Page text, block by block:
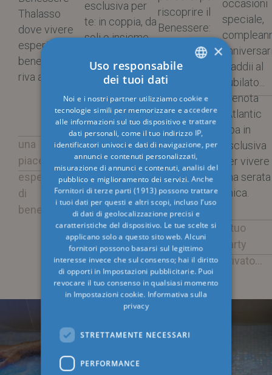
Thalasso
dove vivere
esperienze di
benessere in
riva al mare.
una
piacevole
esperienza
di
benessere
esclusiva per
te: in coppia, da
soli o insieme
amici, per una
serata speciale
e
indimenticabile.
in esclusiva
per te
riscoprire il
Benessere:
10 passi che
ti
condurranno
en forme ed
al relax.
la guida al
tuo
benessere
occasioni
speciale,
o addii al
nubilato...
prenota
l'Atlantic
Spa in
esclusiva
per vivere
una serata
unica.
Il tuo
party
privato...
ENGLISH
GERMAN
FRENCH
RUSSIAN
×
Uso responsabile
dei tuoi dati
Noi e i nostri partner utilizziamo cookie e
tecnologie simili per memorizzare e accedere
alle informazioni sul tuo dispositivo e trattare
dati personali, come il tuo indirizzo IP,
identificatori univoci e dati di navigazione, per
annunci e contenuti personalizzati,
misurazione di annunci e contenuti, analisi del
pubblico e miglioramento dei servizi. Anche
Fornitori di terze parti (1913) possono trattare
i tuoi dati per questi e altri scopi, incluso l’uso
di dati di geolocalizzazione precisi e
caratteristiche del dispositivo. Le tue scelte si
applicano solo a questo sito web. Alcuni
fornitori possono basarsi sul legittimo
interesse invece che sul consenso; hai il diritto
di opporti in Impostazioni pubblicitarie. Puoi
revocare il tuo consenso in qualsiasi momento
in Impostazioni cookie. Informativa sulla
privacy
STRETTAMENTE NECESSARI
PERFORMANCE